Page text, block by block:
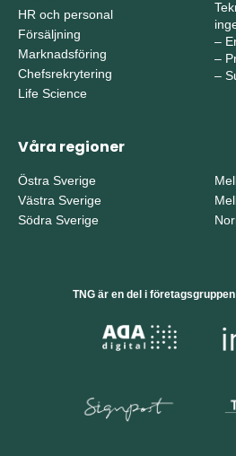
HR och personal
Försäljning
Marknadsföring
Chefsrekrytering
Life Science
–
–
–
Våra regioner
Östra Sverige
Västra Sverige
Södra Sverige
TNG är en del i